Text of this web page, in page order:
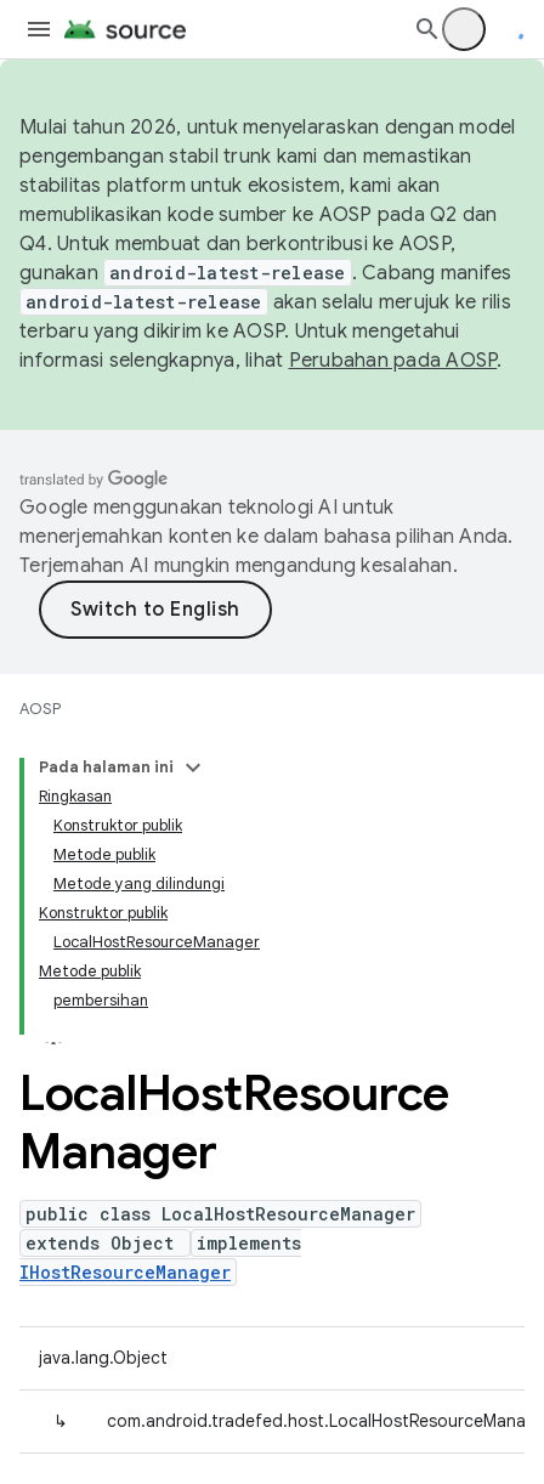
Mulai tahun 2026, untuk menyelaraskan dengan model
pengembangan stabil trunk kami dan memastikan
stabilitas platform untuk ekosistem, kami akan
memublikasikan kode sumber ke AOSP pada Q2 dan
Q4. Untuk membuat dan berkontribusi ke AOSP,
gunakan android-latest-release . Cabang manifes
android-latest-release akan selalu merujuk ke rilis
terbaru yang dikirim ke AOSP. Untuk mengetahui
informasi selengkapnya, lihat Perubahan pada AOSP.
Google menggunakan teknologi AI untuk
menerjemahkan konten ke dalam bahasa pilihan Anda.
Terjemahan AI mungkin mengandung kesalahan.
AOSP
Pada halaman ini
Ringkasan
Konstruktor publik
Metode publik
Metode yang dilindungi
Konstruktor publik
LocalHostResourceManager
Metode publik
pembersihan
LocalHostResource
Manager
public class LocalHostResourceManager
extends Object
implements
IHostResourceManager
java.lang.Object
↳